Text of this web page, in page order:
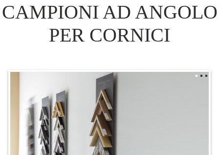
CAMPIONI AD ANGOLO
PER CORNICI